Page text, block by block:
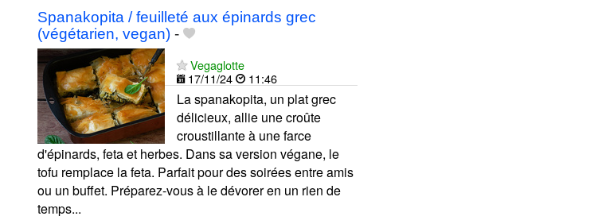
Spanakopita / feuilleté aux épinards grec
(végétarien, vegan) -
Vegaglotte
17/11/24
11:46
La spanakopita, un plat grec
délicieux, allie une croûte
croustillante à une farce
d'épinards, feta et herbes. Dans sa version végane, le
tofu remplace la feta. Parfait pour des soirées entre amis
ou un buffet. Préparez-vous à le dévorer en un rien de
temps...